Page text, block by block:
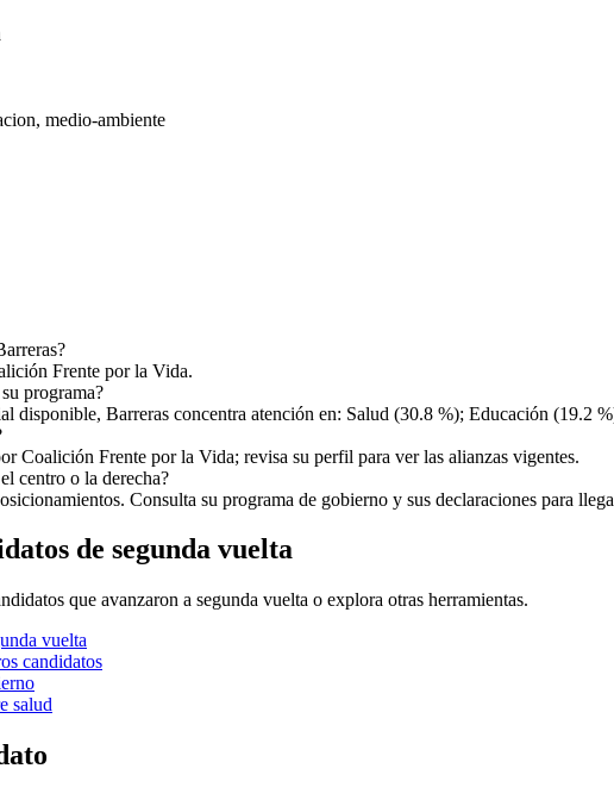
medio-ambiente
Frente por la Vida.
programa?
disponible, Barreras concentra atención en: Salud (30.8 %); Educación (19.2
Coalición Frente por la Vida; revisa su perfil para ver las alianzas vigentes.
centro o la derecha?
Consulta su programa de gobierno y sus declaraciones para
de segunda vuelta
que avanzaron a segunda vuelta o explora otras herramientas.
vuelta
candidatos
salud